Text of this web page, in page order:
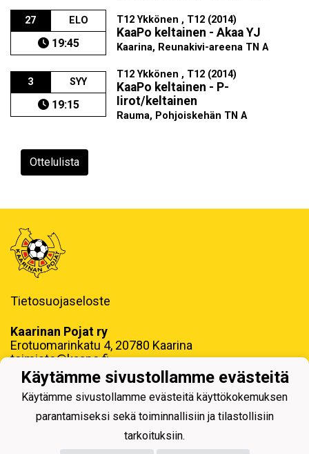
27 ELO
19:45
T12 Ykkönen , T12 (2014)
KaaPo keltainen - Akaa YJ
Kaarina, Reunakivi-areena TN A
3 SYY
19:15
T12 Ykkönen , T12 (2014)
KaaPo keltainen - P-
Iirot/keltainen
Rauma, Pohjoiskehän TN A
Ottelulista
Tietosuojaseloste
Kaarinan Pojat ry
Erotuomarinkatu 4, 20780 Kaarina
toimisto@kaapo.fi
y-tunnus: 1006858-6
Käytämme sivustollamme evästeitä
Käytämme sivustollamme evästeitä käyttökokemuksen
parantamiseksi sekä toiminnallisiin ja tilastollisiin
tarkoituksiin.